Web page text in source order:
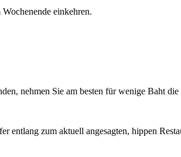
einkehren.
nehmen Sie am besten für wenige Baht
entlang zum aktuell angesagten, hippen